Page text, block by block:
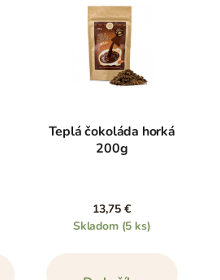
Teplá čokoláda horká
200g
13,75 €
Skladom (5 ks)